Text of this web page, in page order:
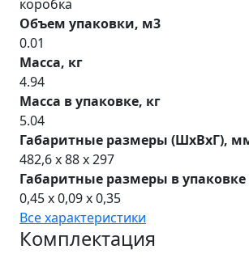
коробка
Объем упаковки, м3
0.01
Масса, кг
4.94
Масса в упаковке, кг
5.04
Габаритные размеры (ШхВхГ),
482,6 x 88 x 297
Габаритные размеры в
0,45 x 0,09 x 0,35
Все характеристики
Комплектация